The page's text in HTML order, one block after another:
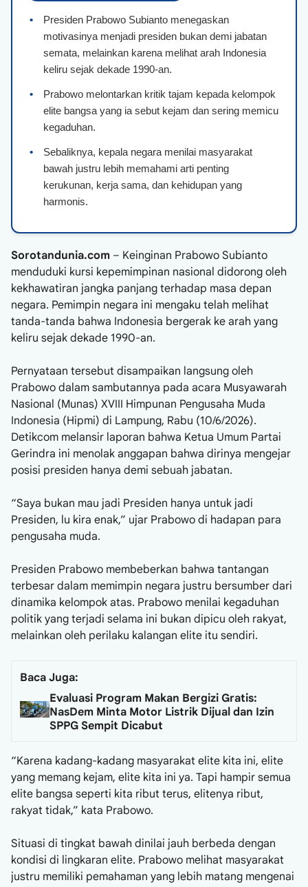
•
Presiden Prabowo Subianto menegaskan
motivasinya menjadi presiden bukan demi jabatan
semata, melainkan karena melihat arah Indonesia
keliru sejak dekade 1990-an.
•
Prabowo melontarkan kritik tajam kepada kelompok
elite bangsa yang ia sebut kejam dan sering memicu
kegaduhan.
•
Sebaliknya, kepala negara menilai masyarakat
bawah justru lebih memahami arti penting
kerukunan, kerja sama, dan kehidupan yang
harmonis.
Sorotandunia.com – Keinginan Prabowo Subianto
menduduki kursi kepemimpinan nasional didorong oleh
kekhawatiran jangka panjang terhadap masa depan
negara. Pemimpin negara ini mengaku telah melihat
tanda-tanda bahwa Indonesia bergerak ke arah yang
keliru sejak dekade 1990-an.
Pernyataan tersebut disampaikan langsung oleh
Prabowo dalam sambutannya pada acara Musyawarah
Nasional (Munas) XVIII Himpunan Pengusaha Muda
Indonesia (Hipmi) di Lampung, Rabu (10/6/2026).
Detikcom melansir laporan bahwa Ketua Umum Partai
Gerindra ini menolak anggapan bahwa dirinya mengejar
posisi presiden hanya demi sebuah jabatan.
“Saya bukan mau jadi Presiden hanya untuk jadi
Presiden, lu kira enak,” ujar Prabowo di hadapan para
pengusaha muda.
Presiden Prabowo membeberkan bahwa tantangan
terbesar dalam memimpin negara justru bersumber dari
dinamika kelompok atas. Prabowo menilai kegaduhan
politik yang terjadi selama ini bukan dipicu oleh rakyat,
melainkan oleh perilaku kalangan elite itu sendiri.
Baca Juga:
Evaluasi Program Makan Bergizi Gratis:
NasDem Minta Motor Listrik Dijual dan Izin
SPPG Sempit Dicabut
“Karena kadang-kadang masyarakat elite kita ini, elite
yang memang kejam, elite kita ini ya. Tapi hampir semua
elite bangsa seperti kita ribut terus, elitenya ribut,
rakyat tidak,” kata Prabowo.
Situasi di tingkat bawah dinilai jauh berbeda dengan
kondisi di lingkaran elite. Prabowo melihat masyarakat
justru memiliki pemahaman yang lebih matang mengenai